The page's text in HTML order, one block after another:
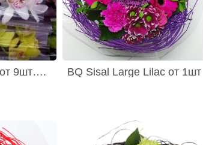
9шт…. BQ Sisal Large Lilac от 1шт